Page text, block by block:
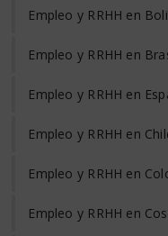
Empleo y RRHH en
Empleo y RRHH en
Empleo y RRHH en
Empleo y RRHH en
Empleo y RRHH en
Empleo y RRHH en